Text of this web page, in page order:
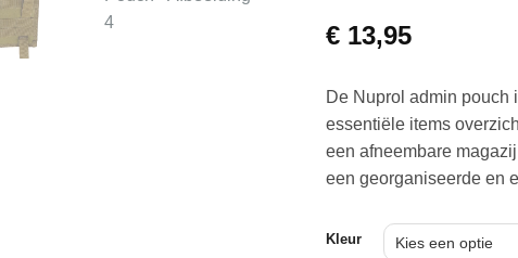
€13,95
De Nuprol admin pouch
essentiële items
een afneembare
een georganiseerde en
Kleur